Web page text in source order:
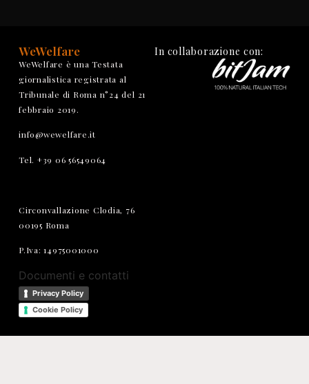
WeWelfare
WeWelfare è una Testata
giornalistica registrata al
Tribunale di Roma n°24 del 21
febbraio 2019.
info@wewelfare.it
Tel. +39 06 56549064
Circonvallazione Clodia, 76
00195 Roma
P.Iva: 14975001000
Documenti e contatti
Privacy Policy
Cookie Policy
In collaborazione con: